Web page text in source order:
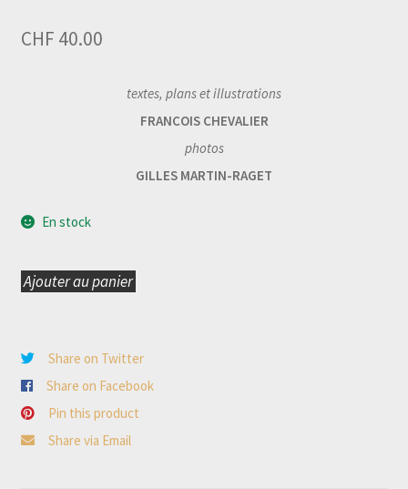
CHF 40.00
textes, plans et illustrations
FRANCOIS CHEVALIER
photos
GILLES MARTIN-RAGET
En stock
quantité
EN
BOIS
Ajouter au panier
Share on Twitter
Share on Facebook
Pin this product
Share via Email